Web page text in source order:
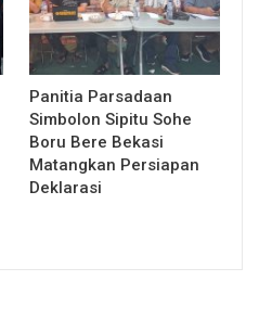
Panitia Parsadaan
Simbolon Sipitu Sohe
Boru Bere Bekasi
Matangkan Persiapan
Deklarasi